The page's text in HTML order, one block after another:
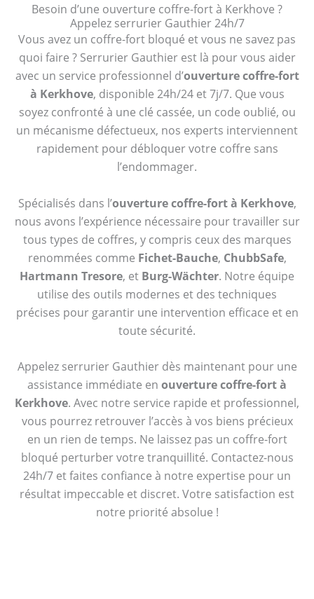
Besoin d’une ouverture coffre-fort à Kerkhove ?
Appelez serrurier Gauthier 24h/7
Vous avez un coffre-fort bloqué et vous ne savez pas
quoi faire ? Serrurier Gauthier est là pour vous aider
avec un service professionnel d’ouverture coffre-fort
à Kerkhove, disponible 24h/24 et 7j/7. Que vous
soyez confronté à une clé cassée, un code oublié, ou
un mécanisme défectueux, nos experts interviennent
rapidement pour débloquer votre coffre sans
l’endommager.
Spécialisés dans l’ouverture coffre-fort à Kerkhove,
nous avons l’expérience nécessaire pour travailler sur
tous types de coffres, y compris ceux des marques
renommées comme Fichet-Bauche, ChubbSafe,
Hartmann Tresore, et Burg-Wächter. Notre équipe
utilise des outils modernes et des techniques
précises pour garantir une intervention efficace et en
toute sécurité.
Appelez serrurier Gauthier dès maintenant pour une
assistance immédiate en ouverture coffre-fort à
Kerkhove. Avec notre service rapide et professionnel,
vous pourrez retrouver l’accès à vos biens précieux
en un rien de temps. Ne laissez pas un coffre-fort
bloqué perturber votre tranquillité. Contactez-nous
24h/7 et faites confiance à notre expertise pour un
résultat impeccable et discret. Votre satisfaction est
notre priorité absolue !